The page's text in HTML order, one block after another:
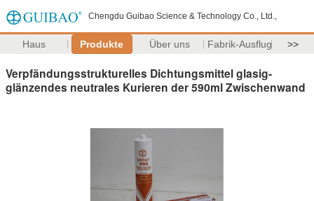
Chengdu Guibao Science & Technology Co., Ltd.,
Haus Produkte Über uns Fabrik-Ausflug >>
Verpfändungsstrukturelles Dichtungsmittel glasig-
glänzendes neutrales Kurieren der 590ml Zwischenwand